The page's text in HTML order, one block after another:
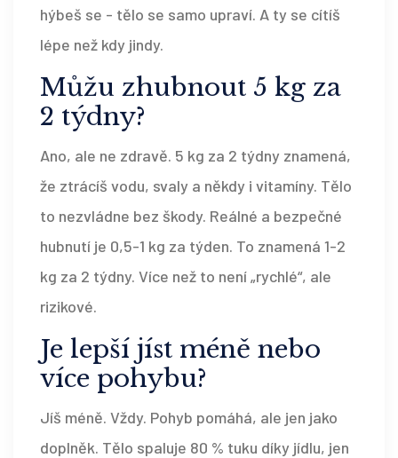
hýbeš se - tělo se samo upraví. A ty se cítíš
lépe než kdy jindy.
Můžu zhubnout 5 kg za
2 týdny?
Ano, ale ne zdravě. 5 kg za 2 týdny znamená,
že ztrácíš vodu, svaly a někdy i vitamíny. Tělo
to nezvládne bez škody. Reálné a bezpečné
hubnutí je 0,5-1 kg za týden. To znamená 1-2
kg za 2 týdny. Více než to není „rychlé“, ale
rizikové.
Je lepší jíst méně nebo
více pohybu?
Jíš méně. Vždy. Pohyb pomáhá, ale jen jako
doplněk. Tělo spaluje 80 % tuku díky jídlu, jen